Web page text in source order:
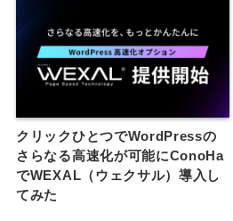
クリックひとつでWordPressの
さらなる高速化が可能にConoHa
でWEXAL（ウェクサル）導入し
てみた